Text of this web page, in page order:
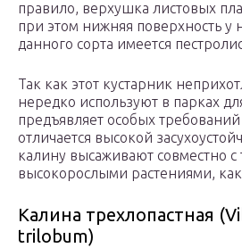
правило, верхушка листовых
при этом нижняя поверхность у
данного сорта имеется
Так как этот кустарник
нередко используют в парках
предъявляет особых
отличается высокой
калину высаживают совместно с
высокорослыми растениями,
Калина трехлопастная
trilobum)